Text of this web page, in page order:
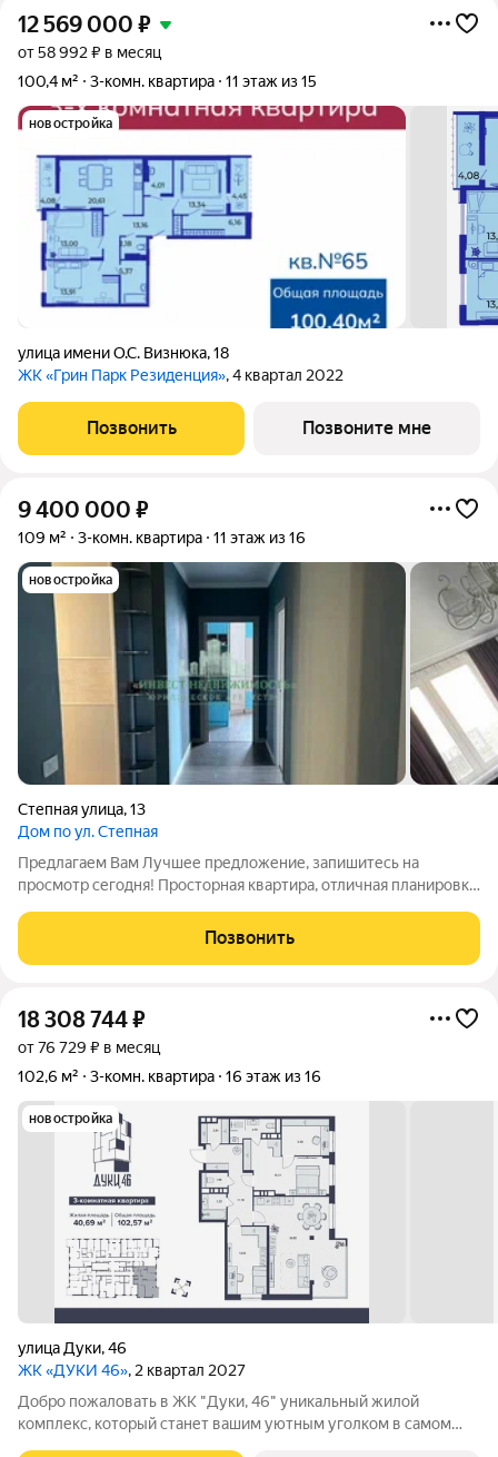
12 569 000 ₽
от 58 992 ₽ в месяц
100,4 м²
3-комн. квартира 11 этаж из 15
новостройка
улица имени О.С. Визнюка,18
ЖК «Грин Парк Резиденция», 4 квартал 2022
Позвонить Позвоните мне
9 400 000 ₽
109 м² 3-комн. квартира 11 этаж из 16
новостройка
Степная улица,13
Дом по ул. Степная
Предлагаем Вам Лучшее предложение, запишитесь на
просмотр сегодня! Просторная квартира, отличная планировка,
панорамное остекление, выполнен качественный ремонт.
Квартира находится на 11 этаже в 16-ти
Позвонить
18 308 744₽
от 76 729 ₽ в месяц
102,6 м²
3-комн. квартира 16 этаж из 16
новостройка
улица Дуки,46
ЖК «ДУКИ 46», 2 квартал 2027
Добро пожаловать в ЖК "Дуки, 46" уникальный жилой
комплекс, который станет вашим уютным уголком в самом